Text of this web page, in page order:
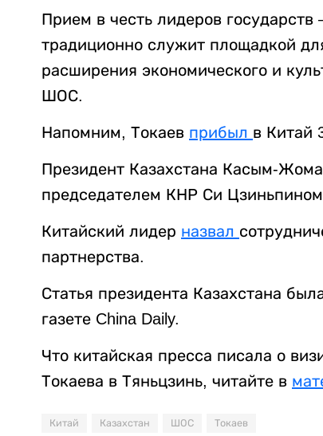
Прием в честь лидеров
традиционно служит площадкой
расширения экономического и
ШОС.
Напомним, Токаев прибыл в Китай
Президент Казахстана Касым-
председателем КНР Си
Китайский лидер назвал
партнерства.
Статья президента Казахстана
газете China Daily.
Что китайская пресса писала о
Токаева в Тяньцзинь, читайте в
Китай Казахстан ШОС Токаев